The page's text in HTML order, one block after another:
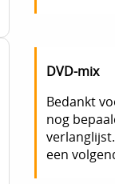
DVD-mix
Bedankt
nog
een